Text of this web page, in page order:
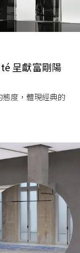
呈獻富剛陽
度，體現經典的